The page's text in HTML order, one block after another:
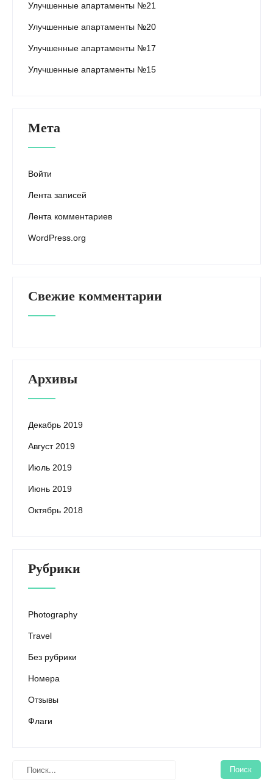
Улучшенные апартаменты №21
Улучшенные апартаменты №20
Улучшенные апартаменты №17
Улучшенные апартаменты №15
Мета
Войти
Лента записей
Лента комментариев
WordPress.org
Свежие комментарии
Архивы
Декабрь 2019
Август 2019
Июль 2019
Июнь 2019
Октябрь 2018
Рубрики
Photography
Travel
Без рубрики
Номера
Отзывы
Флаги